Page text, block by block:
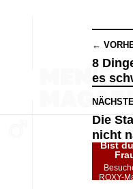
←
8
es
Die
nicht
Bist
ROXY-